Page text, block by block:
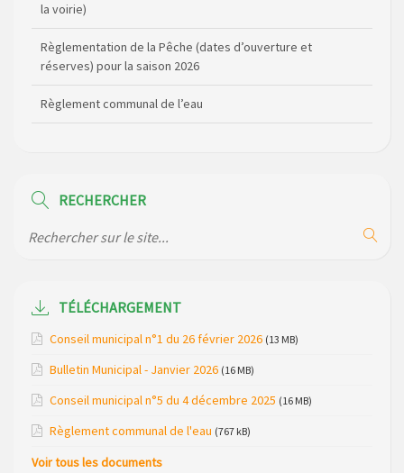
la voirie)
Règlementation de la Pêche (dates d’ouverture et
réserves) pour la saison 2026
Règlement communal de l’eau
de la gendarmerie
Modification de gestion du camping de Saint Just, ses
bungalows bois, ses chalets et sa piscine
Loubaresse le vendredi 20 mars 2026
2026
RECHERCHER
TÉLÉCHARGEMENT
Conseil municipal n°1 du 26 février 2026 (13 MB)
Bulletin Municipal - Janvier 2026 (16 MB)
Conseil municipal n°5 du 4 décembre 2025 (16 MB)
Règlement communal de l'eau (767 kB)
Voir tous les documents